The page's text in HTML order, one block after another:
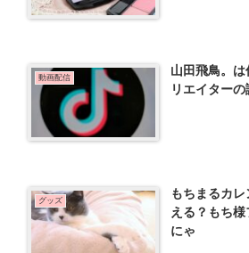
動画配信
山田飛鳥。
リエイターの
グッズ
もちまるカ
える？もち
にゃ